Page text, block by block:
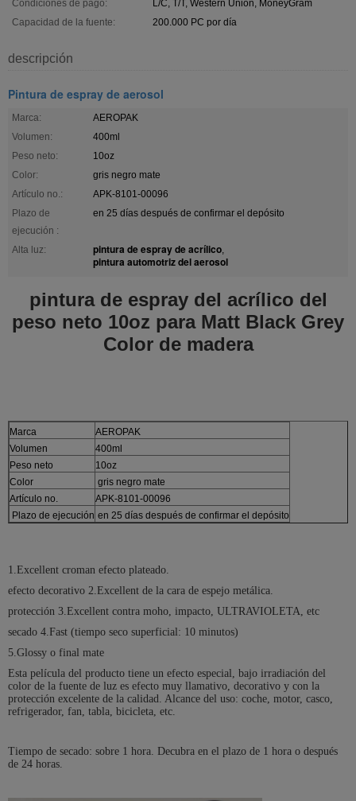
Condiciones de pago:
L/C, T/T, Western Union, MoneyGram
Capacidad de la fuente:
200.000 PC por día
descripción
Pintura de espray de aerosol
Marca:
AEROPAK
Volumen:
400ml
Peso neto:
10oz
Color:
gris negro mate
Artículo no.:
APK-8101-00096
Plazo de
ejecución :
en 25 días después de confirmar el depósito
Alta luz: pintura de espray de acrílico,
pintura automotriz del aerosol
pintura de espray del acrílico del
peso neto 10oz para Matt Black Grey
Color de madera
Marca
AEROPAK
Volumen
400ml
Peso neto
10oz
Color
gris negro mate
Artículo no.
APK-8101-00096
Plazo de ejecución en 25 días después de confirmar el depósito
1.Excellent croman efecto plateado.
efecto decorativo 2.Excellent de la cara de espejo metálica.
protección 3.Excellent contra moho, impacto, ULTRAVIOLETA, etc
secado 4.Fast (tiempo seco superficial: 10 minutos)
5.Glossy o final mate
Esta película del producto tiene un efecto especial, bajo irradiación del
color de la fuente de luz es efecto muy llamativo, decorativo y con la
protección excelente de la calidad. Alcance del uso: coche, motor, casco,
refrigerador, fan, tabla, bicicleta, etc.
Tiempo de secado: sobre 1 hora. Decubra en el plazo de 1 hora o después
de 24 horas.